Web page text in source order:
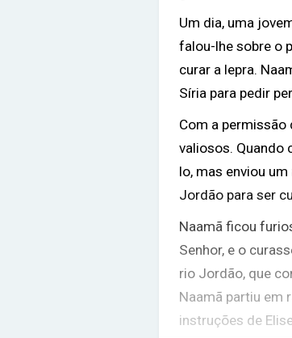
Um dia, uma
falou-lhe sobre o
curar a lepra.
Síria para pedir
Com a permissão
valiosos. Quando
lo, mas enviou
Jordão para ser
Naamã ficou
Senhor, e o
rio Jordão, que
Naamã partiu em
instruções de